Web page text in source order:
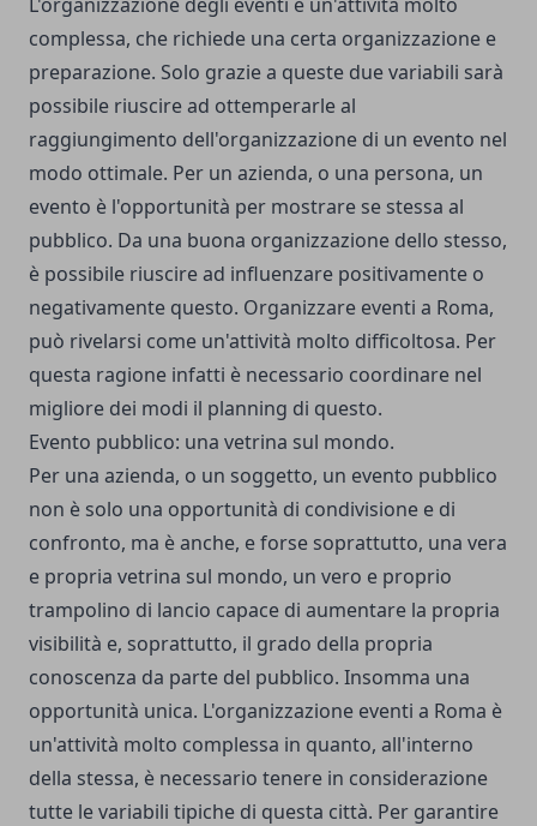
complessa, che richiede una certa organizzazione e
preparazione. Solo grazie a queste due variabili sarà
possibile riuscire ad ottemperarle al
raggiungimento dell'organizzazione di un evento nel
modo ottimale. Per un azienda, o una persona, un
evento è l'opportunità per mostrare se stessa al
pubblico. Da una buona organizzazione dello stesso,
è possibile riuscire ad influenzare positivamente o
negativamente questo. Organizzare eventi a Roma,
può rivelarsi come un'attività molto difficoltosa. Per
questa ragione infatti è necessario coordinare nel
migliore dei modi il planning di questo.
Evento pubblico: una vetrina sul mondo.
Per una azienda, o un soggetto, un evento pubblico
non è solo una opportunità di condivisione e di
confronto, ma è anche, e forse soprattutto, una vera
e propria vetrina sul mondo, un vero e proprio
trampolino di lancio capace di aumentare la propria
visibilità e, soprattutto, il grado della propria
conoscenza da parte del pubblico. Insomma una
opportunità unica. L'organizzazione eventi a Roma è
un'attività molto complessa in quanto, all'interno
della stessa, è necessario tenere in considerazione
tutte le variabili tipiche di questa città. Per garantire